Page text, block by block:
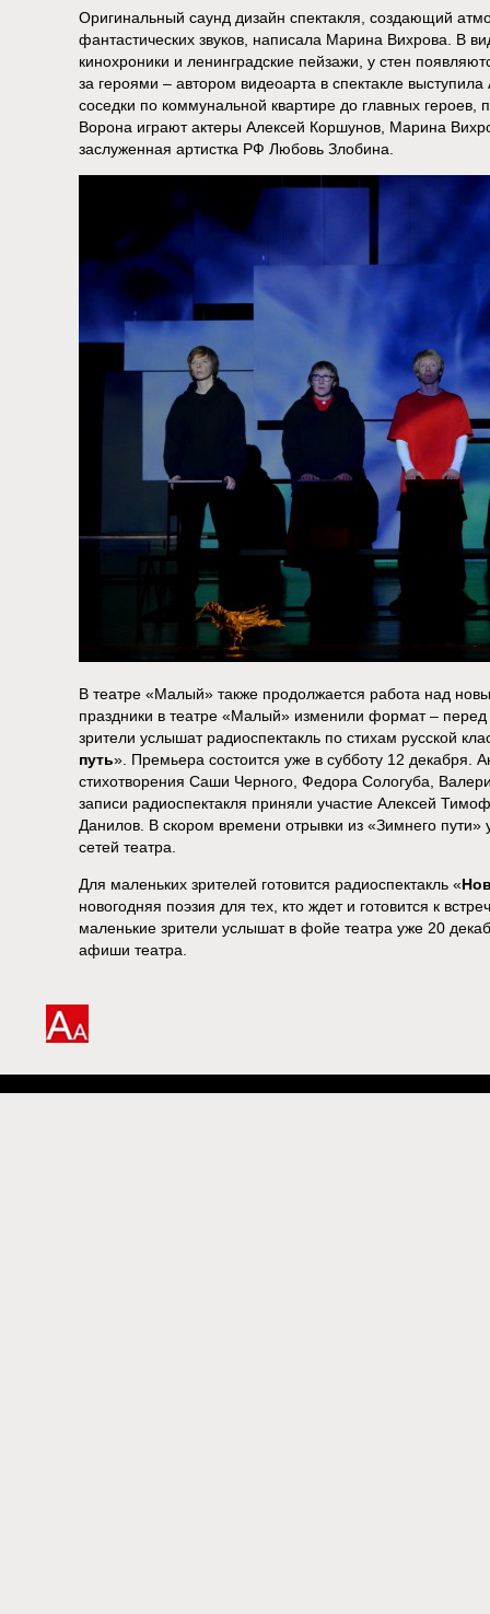
Оригинальный саунд дизайн спектакля, создающий
фантастических звуков, написала Марина Вихрова. В
кинохроники и ленинградские пейзажи, у стен
за героями – автором видеоарта в спектакле
соседки по коммунальной квартире до главных
Ворона играют актеры Алексей Коршунов, Марина
заслуженная артистка РФ Любовь Злобина.
В театре «Малый» также продолжается работа над
праздники в театре «Малый» изменили формат – перед
зрители услышат радиоспектакль по стихам русской
путь». Премьера состоится уже в субботу 12 декабря.
стихотворения Саши Черного, Федора Сологуба,
записи радиоспектакля приняли участие Алексей
Данилов. В скором времени отрывки из «Зимнего
сетей театра.
Для маленьких зрителей готовится радиоспектакль «
новогодняя поэзия для тех, кто ждет и готовится к
маленькие зрители услышат в фойе театра уже 20
афиши театра.